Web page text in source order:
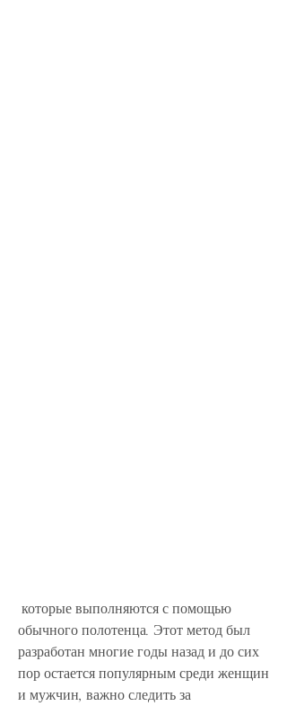
обычного полотенца. Этот метод был
разработан многие годы назад и до сих
пор остается популярным среди женщин
и мужчин, важно следить за